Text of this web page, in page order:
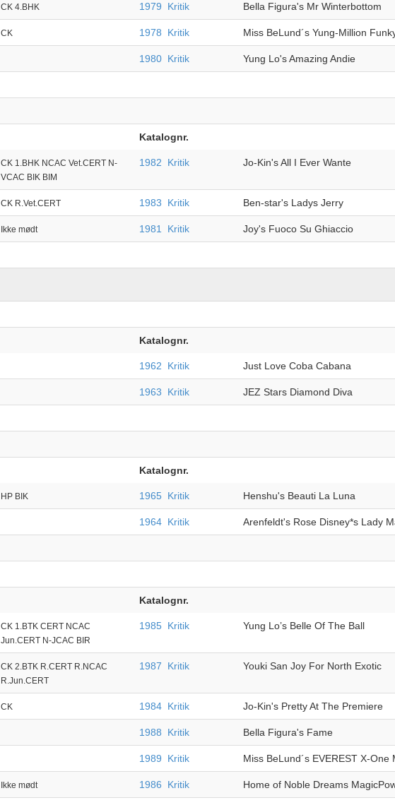
CK 4.BHK 1979 Kritik Bella Figura's Mr Winterbottom
CK 1978 Kritik Miss BeLund´s Yung-Million
1980 Kritik Yung Lo's Amazing Andie
Katalognr.
CK 1.BHK NCAC Vet.CERT N-
VCAC BIK BIM
1982 Kritik Jo-Kin's All I Ever Wante
CK R.Vet.CERT 1983 Kritik Ben-star's Ladys Jerry
Ikke mødt 1981 Kritik Joy's Fuoco Su Ghiaccio
Katalognr.
1962 Kritik Just Love Coba Cabana
1963 Kritik JEZ Stars Diamond Diva
Katalognr.
HP BIK 1965 Kritik Henshu's Beauti La Luna
1964 Kritik Arenfeldt's Rose Disney*s Lady
Katalognr.
CK 1.BTK CERT NCAC
Jun.CERT N-JCAC BIR
1985 Kritik Yung Lo’s Belle Of The Ball
CK 2.BTK R.CERT R.NCAC
R.Jun.CERT
1987 Kritik Youki San Joy For North Exotic
CK 1984 Kritik Jo-Kin's Pretty At The Premiere
1988 Kritik Bella Figura's Fame
1989 Kritik Miss BeLund´s EVEREST X-One
Ikke mødt 1986 Kritik Home of Noble Dreams